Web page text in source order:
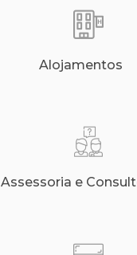
Alojamentos
Assessoria e